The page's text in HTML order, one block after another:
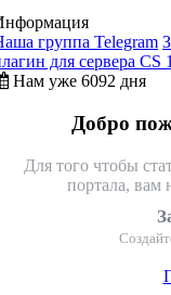
группа Telegram
для сервера CS
Нам уже 6092 дня
Добро
Для того чтобы
портала, вам